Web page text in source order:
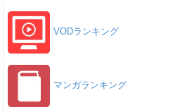
VODランキング
マンガランキング